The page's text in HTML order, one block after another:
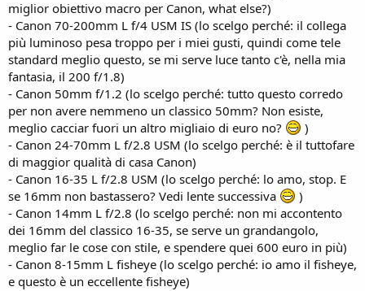
miglior obiettivo macro per Canon, what else?)
- Canon 70-200mm L f/4 USM IS (lo scelgo perché: il collega
più luminoso pesa troppo per i miei gusti, quindi come tele
standard meglio questo, se mi serve luce tanto c'è, nella mia
fantasia, il 200 f/1.8)
- Canon 50mm f/1.2 (lo scelgo perché: tutto questo corredo
per non avere nemmeno un classico 50mm? Non esiste,
meglio cacciar fuori un altro migliaio di euro no?
)
- Canon 24-70mm L f/2.8 USM (lo scelgo perché: è il tuttofare
di maggior qualità di casa Canon)
- Canon 16-35 L f/2.8 USM (lo scelgo perché: lo amo, stop. E
se 16mm non bastassero? Vedi lente successiva
)
- Canon 14mm L f/2.8 (lo scelgo perché: non mi accontento
dei 16mm del classico 16-35, se serve un grandangolo,
meglio far le cose con stile, e spendere quei 600 euro in più)
- Canon 8-15mm L fisheye (lo scelgo perché: io amo il fisheye,
e questo è un eccellente fisheye)